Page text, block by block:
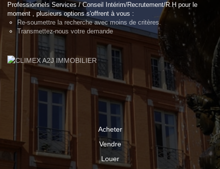
Professionnels Services / Conseil Intérim/Recrutement/R.H pour le
moment , plusieurs options s'offrent à vous :
Re-soumettre la recherche avec moins de critères.
Transmettez-nous votre demande
Acheter
Vendre
Louer